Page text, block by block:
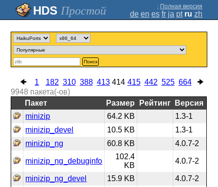
Простой ; Полная версия
de en es fr ja pt ru zh
Поиск
1 182 310 388 413 414 415 442 525 664
9948 пакета(-ов)
Пакет
Размер Рейтинг
Версия
minizip
64.2 KB
1.3-1
minizip_devel
10.5 KB
1.3-1
minizip_ng
60.8 KB 4.0.7-2
minizip_ng_debuginfo
102.4
KB
4.0.7-2
minizip_ng_devel 15.9 KB 4.0.7-2